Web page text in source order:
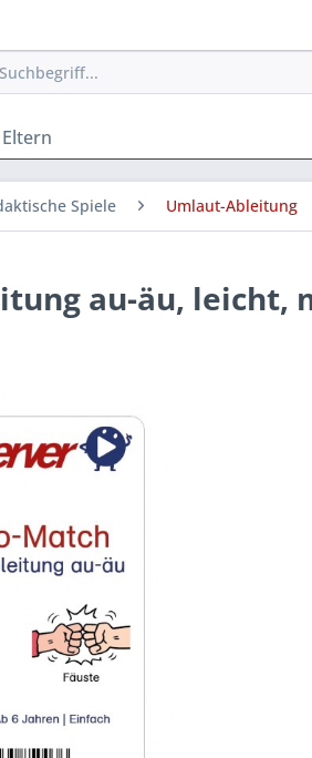
Eltern
Spiele Umlaut-Ableitung
au-äu, leicht,